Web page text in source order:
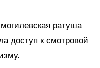
ратуша
доступ к смотровой